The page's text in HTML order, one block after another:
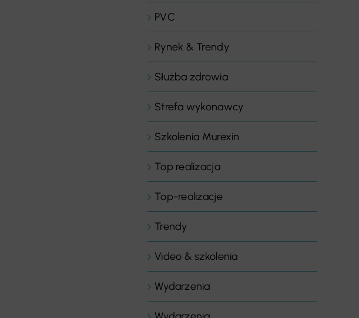
PVC
Rynek & Trendy
Służba zdrowia
Strefa wykonawcy
Szkolenia Murexin
Top realizacja
Top-realizacje
Trendy
Video & szkolenia
Wydarzenia